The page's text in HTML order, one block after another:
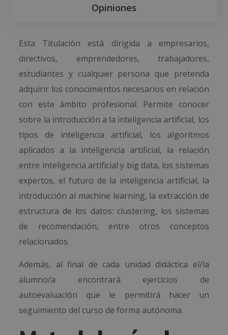
Opiniones
Esta Titulación está dirigida a empresarios,
directivos, emprendedores, trabajadores,
estudiantes y cualquier persona que pretenda
adquirir los conocimientos necesarios en relación
con este ámbito profesional. Permite conocer
sobre la introducción a la inteligencia artificial, los
tipos de inteligencia artificial, los algoritmos
aplicados a la inteligencia artificial, la relación
entre inteligencia artificial y big data, los sistemas
expertos, el futuro de la inteligencia artificial, la
introducción al machine learning, la extracción de
estructura de los datos: clustering, los sistemas
de recomendación, entre otros conceptos
relacionados.
Además, al final de cada unidad didáctica el/la
alumno/a encontrará ejercicios de
autoevaluación que le permitirá hacer un
seguimiento del curso de forma autónoma.